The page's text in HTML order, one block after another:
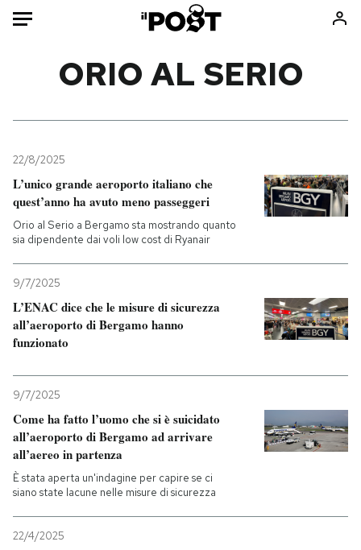
Mondo
Politica
Tecnologia
Internet
Sport
Consumismi
Storie/Idee
Ok Boomer!
Mondiali calcio 2026
PODCAST
NEWSLETTER
I MIEI PREFERITI
ORIO AL SERIO
22/8/2025
L’unico grande aeroporto italiano che
quest’anno ha avuto meno passeggeri
Orio al Serio a Bergamo sta mostrando quanto
sia dipendente dai voli low cost di Ryanair
9/7/2025
L’ENAC dice che le misure di sicurezza
all’aeroporto di Bergamo hanno
funzionato
9/7/2025
Come ha fatto l’uomo che si è suicidato
all’aeroporto di Bergamo ad arrivare
all’aereo in partenza
È stata aperta un'indagine per capire se ci
siano state lacune nelle misure di sicurezza
22/4/2025